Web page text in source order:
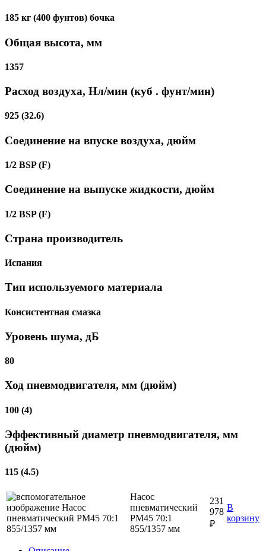
185 кг (400 фунтов) бочка
Общая высота, мм
1357
Расход воздуха, Нл/мин (куб . фунт/мин)
925 (32.6)
Соединение на впуске воздуха, дюйм
1/2 BSP (F)
Соединение на выпуске жидкости, дюйм
1/2 BSP (F)
Страна производитель
Испания
Тип используемого материала
Консистентная смазка
Уровень шума, дБ
80
Ход пневмодвигателя, мм (дюйм)
100 (4)
Эффективный диаметр пневмодвигателя, мм
(дюйм)
115 (4.5)
Насос
пневматический
РМ45 70:1
855/1357 мм
231
978
₽
В
корзину